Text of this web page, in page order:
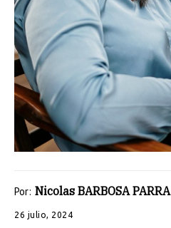
Por: Nicolas BARBOSA PARRA
26 julio, 2024